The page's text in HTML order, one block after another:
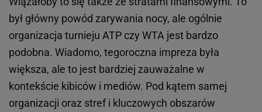
był główny powód zarywania nocy, ale ogólnie
organizacja turnieju ATP czy WTA jest bardzo
podobna. Wiadomo, tegoroczna impreza była
większa, ale to jest bardziej zauważalne w
kontekście kibiców i mediów. Pod kątem samej
organizacji oraz stref i kluczowych obszarów